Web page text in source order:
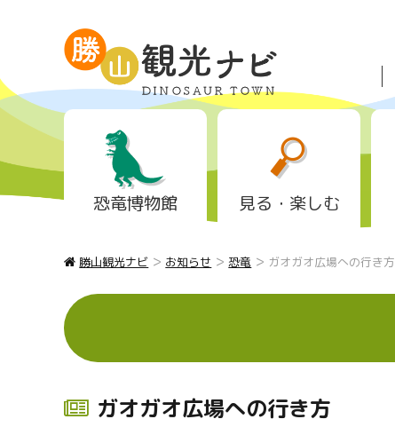
恐竜博物館 見る・楽しむ
勝山観光ナビ > お知らせ >恐竜 > ガオガオ広場への行き方
ガオガオ広場への行き方